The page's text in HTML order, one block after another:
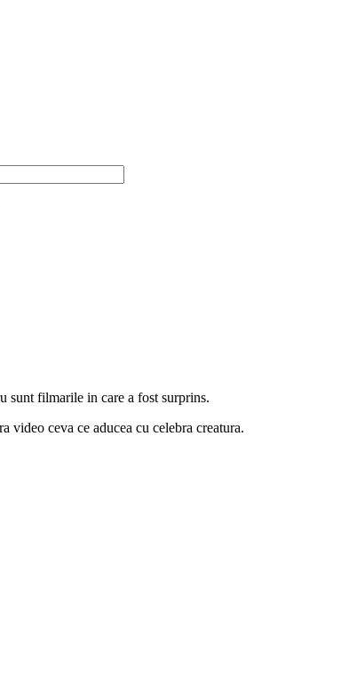
sunt filmarile in care a fost surprins.
video ceva ce aducea cu celebra creatura.